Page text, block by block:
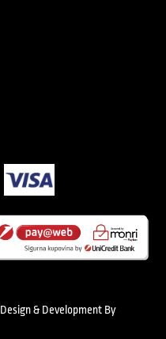
Design & Development By